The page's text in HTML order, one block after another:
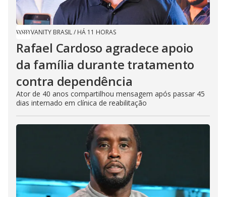
VANITY BRASIL/ HÁ 11 HORAS
Rafael Cardoso agradece apoio
da família durante tratamento
contra dependência
Ator de 40 anos compartilhou mensagem após passar 45
dias internado em clínica de reabilitação